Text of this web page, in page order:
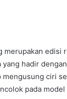
merupakan edisi
hadir
mengusung ciri
pada